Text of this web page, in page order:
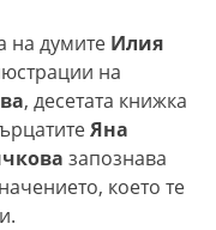
на думите Илия
на
, десетата книжка
Яна
запознава
което те